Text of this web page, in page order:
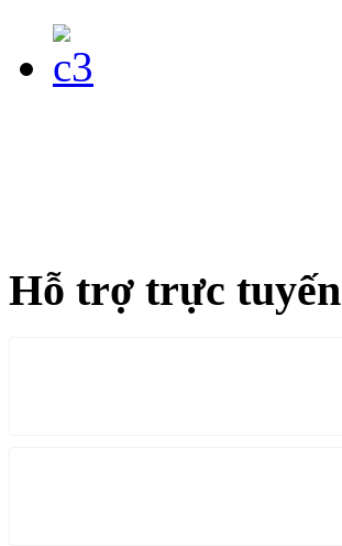
Hỗ trợ trực tuyến